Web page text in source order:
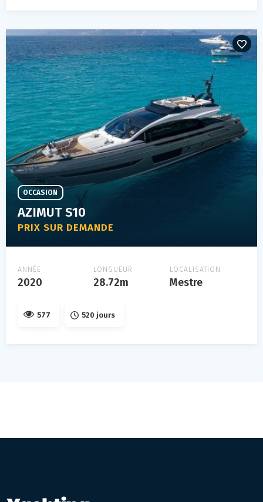
AZIMUT S10
PRIX SUR DEMANDE
OCCASION
ANNÉE
2020
LONGUEUR
28.72m
LOCALISATION
Mestre
577 520 jours